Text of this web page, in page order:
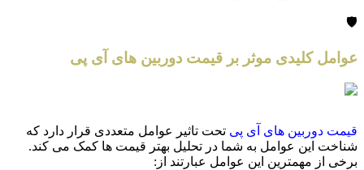
🛡️
عوامل کلیدی موثر بر قیمت دوربین های آی پی
قیمت دوربین های آی پی تحت تاثیر عوامل متعددی قرار دارد که
شناخت این عوامل به شما در تحلیل بهتر قیمت ها کمک می کند.
برخی از مهمترین این عوامل عبارتند از: